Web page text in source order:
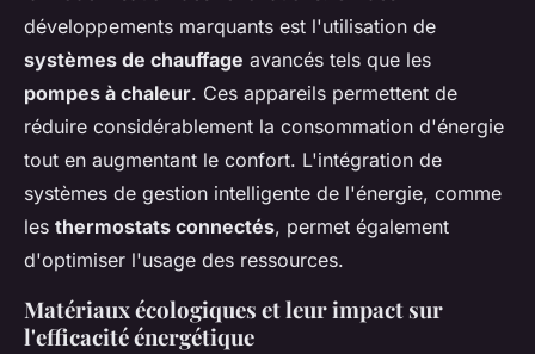
développements marquants est l'utilisation de
systèmes de chauffage avancés tels que les
pompes à chaleur. Ces appareils permettent de
réduire considérablement la consommation d'énergie
tout en augmentant le confort. L'intégration de
systèmes de gestion intelligente de l'énergie, comme
les thermostats connectés, permet également
d'optimiser l'usage des ressources.
Matériaux écologiques et leur impact sur
l'efficacité énergétique